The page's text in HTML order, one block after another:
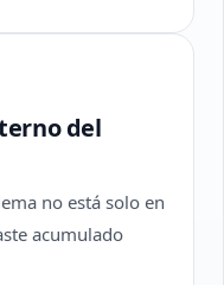
del
no está solo en
acumulado